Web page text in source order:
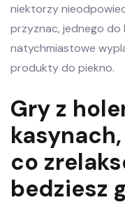
niektorzy
przyznac, jednego
natychmiastowe
produkty do piekno.
Gry z
co
bedziesz